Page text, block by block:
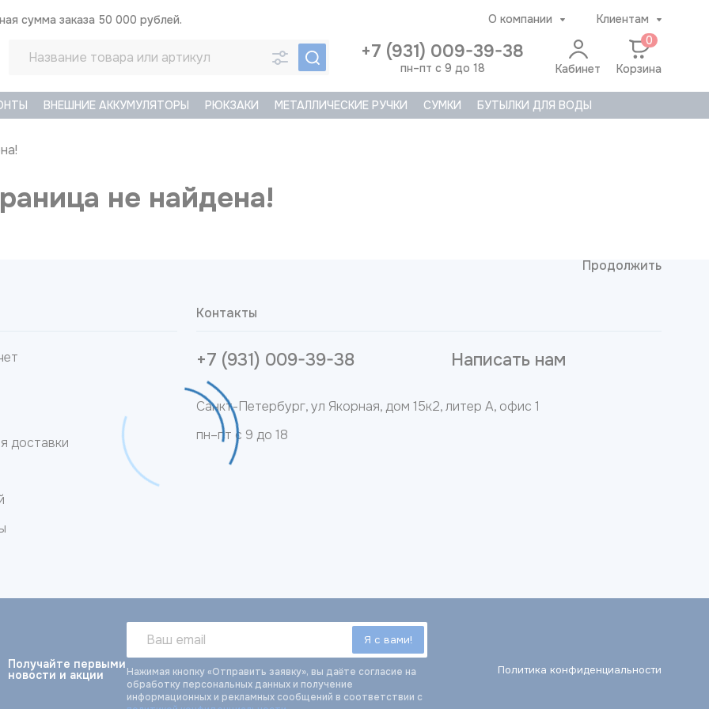
сумма заказа 50 000 рублей. О компании Клиентам
+7 (931) 009-39-38
пн–пт с 9 до 18 Кабинет
0
Корзина
ВНЕШНИЕ АККУМУЛЯТОРЫ РЮКЗАКИ МЕТАЛЛИЧЕСКИЕ РУЧКИ СУМКИ БУТЫЛКИ ДЛЯ ВОДЫ
не найдена!
Продолжить
доставки
Контакты
+7 (931) 009-39-38 Написать нам
Санкт-Петербург, ул Якорная, дом 15к2, литер А, офис 1
пн–пт с 9 до 18
Получайте первыми
новости и акции
Нажимая кнопку «Отправить заявку», вы даёте согласие на
обработку персональных данных и получение
информационных и рекламных сообщений в соответствии с
Политика конфиденциальности